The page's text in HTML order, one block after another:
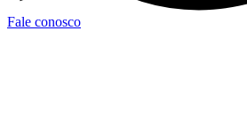
Fale conosco